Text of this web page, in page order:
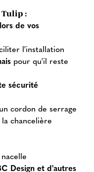
Tulip :
de vos
l'installation
pour qu'il reste
sécurité
cordon de serrage
chancelière
Design et d'autres